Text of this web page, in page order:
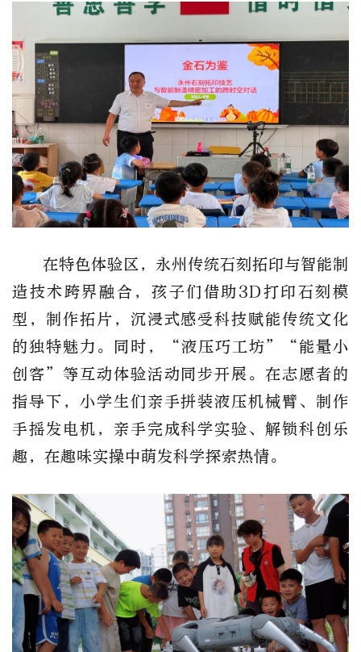
在特色体验区，永州传统石刻拓印与智能制
造技术跨界融合，孩子们借助3D打印石刻模
型，制作拓片，沉浸式感受科技赋能传统文化
的独特魅力。同时，“液压巧工坊”“能量小
创客”等互动体验活动同步开展。在志愿者的
指导下，小学生们亲手拼装液压机械臂、制作
手摇发电机，亲手完成科学实验、解锁科创乐
趣，在趣味实操中萌发科学探索热情。